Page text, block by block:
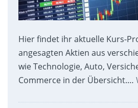
Hier findet ihr aktuelle Kurs-
angesagten Aktien aus
wie Technologie, Auto,
Commerce in der Übersicht.…